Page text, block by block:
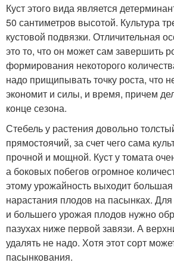
Куст этого вида является
50 сантиметров высотой. Культура
кустовой подвязки. Отличительная
это то, что он может сам завершить
формирования некоторого
надо прищипывать точку роста, что
экономит и силы, и время, причем
конце сезона.
Стебель у растения довольно
прямостоячий, за счет чего сама
прочной и мощной. Куст у томата
а боковых побегов огромное
этому урожайность выходит большая
нарастания плодов на пасынках.
и большего урожая плодов нужно
пазухах ниже первой завязи. А
удалять не надо. Хотя этот сорт
пасынкования.